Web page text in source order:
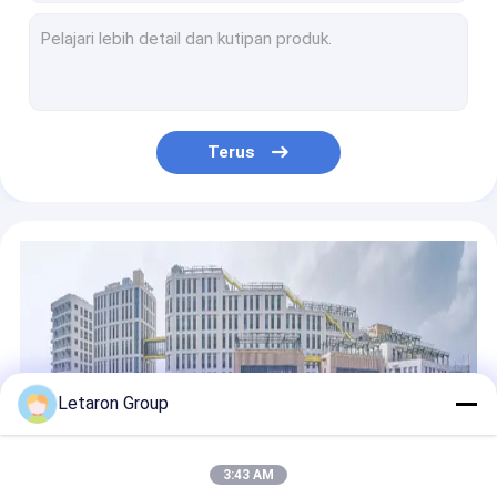
Saklar Sensor IR Gelombang Tangan Tegangan Tinggi AC120-240V 120W 240W Untuk Lampu Lemari Cermin
Kontroler Sensor IR Sertifikasi CE Dengan CCT Dimmer Untuk Pencahayaan Kamar Mandi
Pencahayaan Kamar Mandi Saklar Sensor Gerak PIR, Penyesuaian CCT Pengontrol Sensor Ir
Letaron 120/240W High Voltage Touch Sensor Switch dengan Dimming Kecerahan
Kelas II Perlindungan Ultra Slim 12V 24V Led Driver dengan Sertifikat UL untuk Lampu Cermin AS
Terus
Letaron Group
3:43 AM